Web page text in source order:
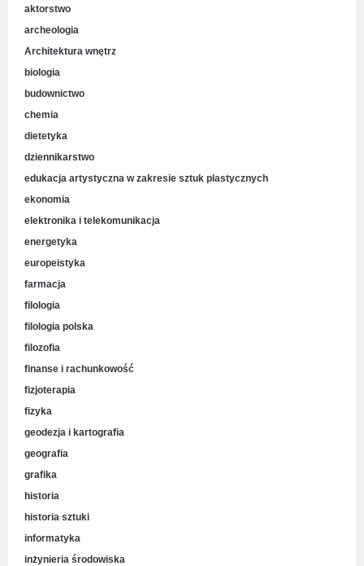
aktorstwo
archeologia
Architektura wnętrz
biologia
budownictwo
chemia
dietetyka
dziennikarstwo
edukacja artystyczna w zakresie sztuk plastycznych
ekonomia
elektronika i telekomunikacja
energetyka
europeistyka
farmacja
filologia
filologia polska
filozofia
finanse i rachunkowość
fizjoterapia
fizyka
geodezja i kartografia
geografia
grafika
historia
historia sztuki
informatyka
inżynieria środowiska